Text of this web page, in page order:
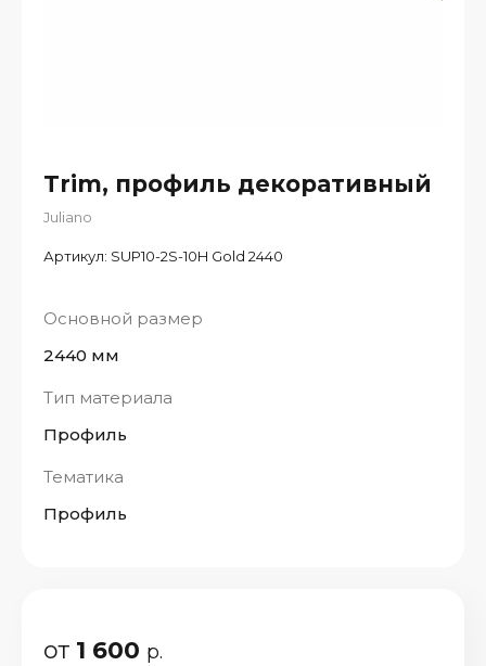
Trim, профиль декоративный
Juliano
Артикул: SUP10-2S-10H Gold 2440
Основной размер
2440 мм
Тип материала
Профиль
Тематика
Профиль
от 1 600 р.